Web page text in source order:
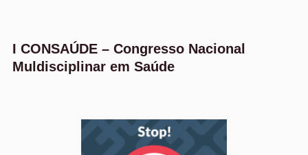
conteúdo
I CONSAÚDE – Congresso Nacional
Muldisciplinar em Saúde